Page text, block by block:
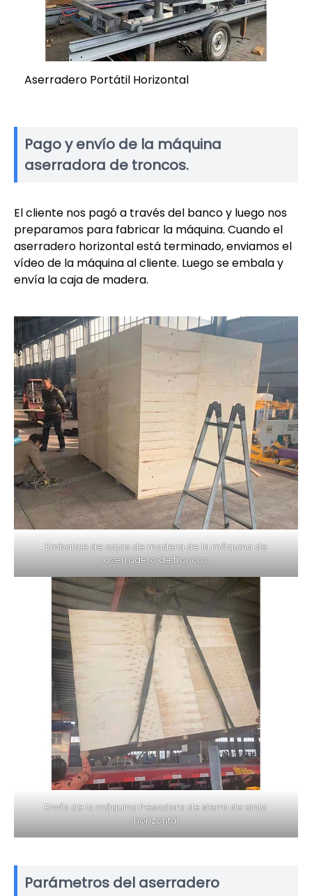
Aserradero Portátil Horizontal
Pago y envío de la máquina
aserradora de troncos.
El cliente nos pagó a través del banco y luego nos
preparamos para fabricar la máquina. Cuando el
aserradero horizontal está terminado, enviamos el
vídeo de la máquina al cliente. Luego se embala y
envía la caja de madera.
Embalaje de cajas de madera de la máquina de
aserradero de troncos
Envío de la máquina fresadora de sierra de cinta
horizontal
Parámetros del aserradero